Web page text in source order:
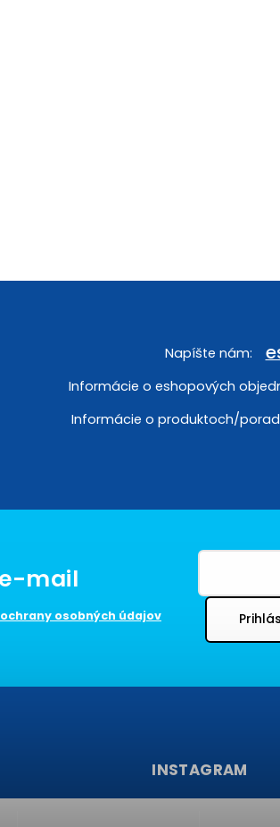
osobných údajov
INSTAGRAM